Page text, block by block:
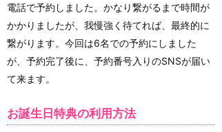
電話で予約しました。かなり繋がるまで時間が
かかりましたが、我慢強く待てれば、最終的に
繋がります。今回は6名での予約にしました
が、予約完了後に、予約番号入りのSNSが届い
て来ます。
お誕生日特典の利用方法